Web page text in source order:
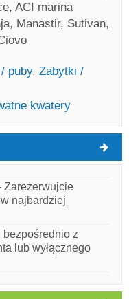
ACI marina
Manastir, Sutivan,
puby, Zabytki /
kwatery
Vis
Zarezerwujcie
najbardziej
bezpośrednio z
lub wyłącznego